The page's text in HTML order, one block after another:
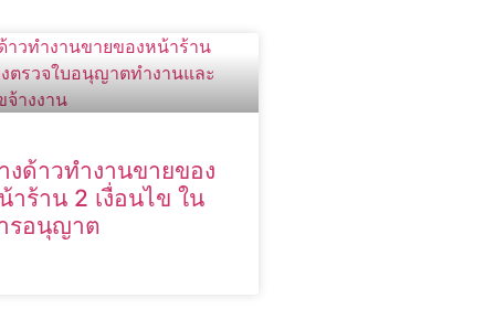
งด้าวทำงานขายของ
าร้าน 2 เงื่อนไข ใน
รอนุญาต